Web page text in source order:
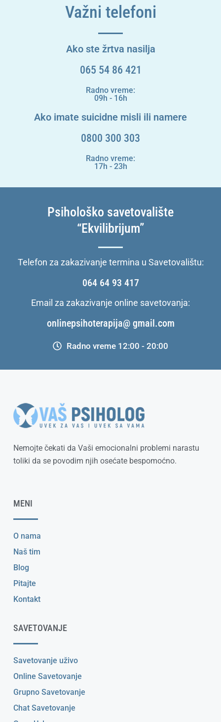
Važni telefoni
Ako ste žrtva nasilja
065 54 86 421
Radno vreme:
09h - 16h
Ako imate suicidne misli ili namere
0800 300 303
Radno vreme:
17h - 23h
Psihološko savetovalište
“Ekvilibrijum”
Telefon za zakazivanje termina u Savetovalištu:
064 64 93 417
Email za zakazivanje online savetovanja:
onlinepsihoterapija@ gmail.com
Radno vreme 12:00 - 20:00
Nemojte čekati da Vaši emocionalni problemi narastu
toliki da se povodim njih osećate bespomoćno.
MENI
O nama
Naš tim
Blog
Pitajte
Kontakt
SAVETOVANJE
Savetovanje uživo
Online Savetovanje
Grupno Savetovanje
Chat Savetovanje